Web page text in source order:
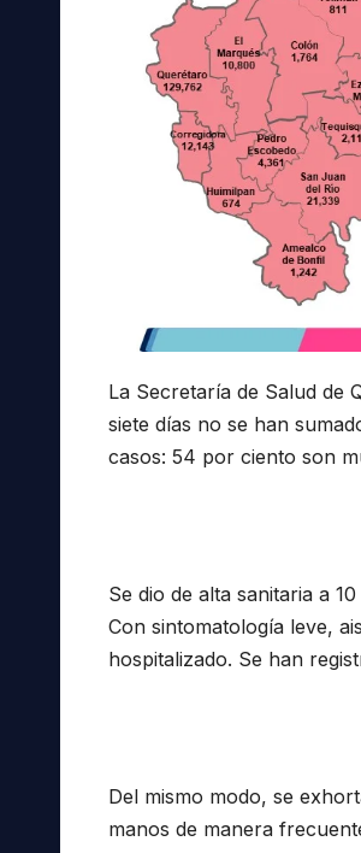
La Secretaría de Salud de
siete días no se han
casos: 54 por ciento son
Se dio de alta sanitaria a
Con sintomatología leve,
hospitalizado. Se han
Del mismo modo, se
manos de manera